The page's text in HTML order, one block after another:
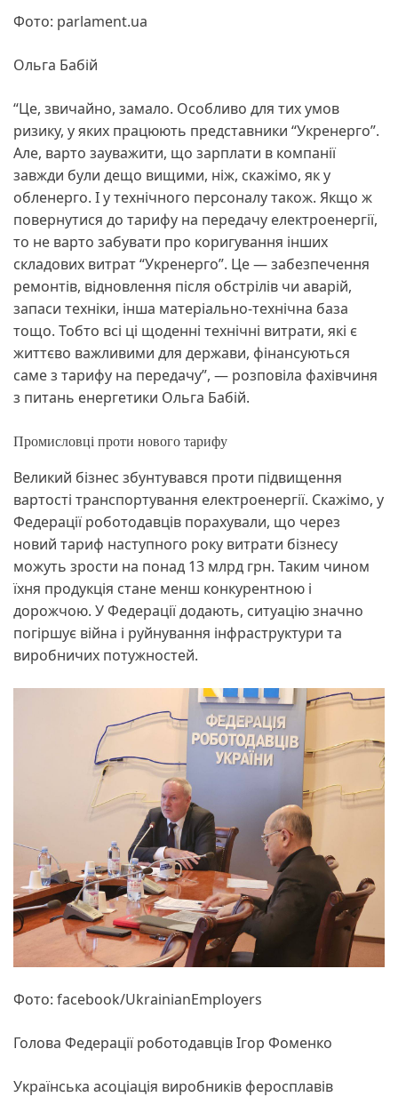
Фото: parlament.ua
Ольга Бабій
“Це, звичайно, замало. Особливо для тих умов
ризику, у яких працюють представники “Укренерго”.
Але, варто зауважити, що зарплати в компанії
завжди були дещо вищими, ніж, скажімо, як у
обленерго. І у технічного персоналу також. Якщо ж
повернутися до тарифу на передачу електроенергії,
то не варто забувати про коригування інших
складових витрат “Укренерго”. Це — забезпечення
ремонтів, відновлення після обстрілів чи аварій,
запаси техніки, інша матеріально-технічна база
тощо. Тобто всі ці щоденні технічні витрати, які є
життєво важливими для держави, фінансуються
саме з тарифу на передачу”, — розповіла фахівчиня
з питань енергетики Ольга Бабій.
Промисловці проти нового тарифу
Великий бізнес збунтувався проти підвищення
вартості транспортування електроенергії. Скажімо, у
Федерації роботодавців порахували, що через
новий тариф наступного року витрати бізнесу
можуть зрости на понад 13 млрд грн. Таким чином
їхня продукція стане менш конкурентною і
дорожчою. У Федерації додають, ситуацію значно
погіршує війна і руйнування інфраструктури та
виробничих потужностей.
Фото: facebook/UkrainianEmployers
Голова Федерації роботодавців Ігор Фоменко
Українська асоціація виробників феросплавів